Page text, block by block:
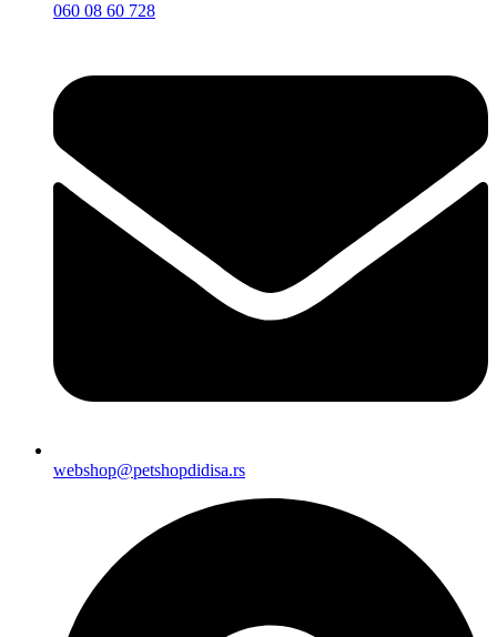
060 08 60 728
webshop@petshopdidisa.rs